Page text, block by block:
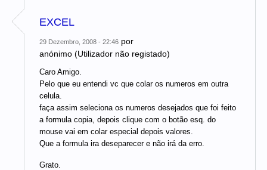
EXCEL
29 Dezembro, 2008 - 22:46 por
anónimo (Utilizador não registado)
Caro Amigo.
Pelo que eu entendi vc que colar os numeros em outra
celula.
faça assim seleciona os numeros desejados que foi feito
a formula copia, depois clique com o botão esq. do
mouse vai em colar especial depois valores.
Que a formula ira deseparecer e não irá da erro.
Grato.